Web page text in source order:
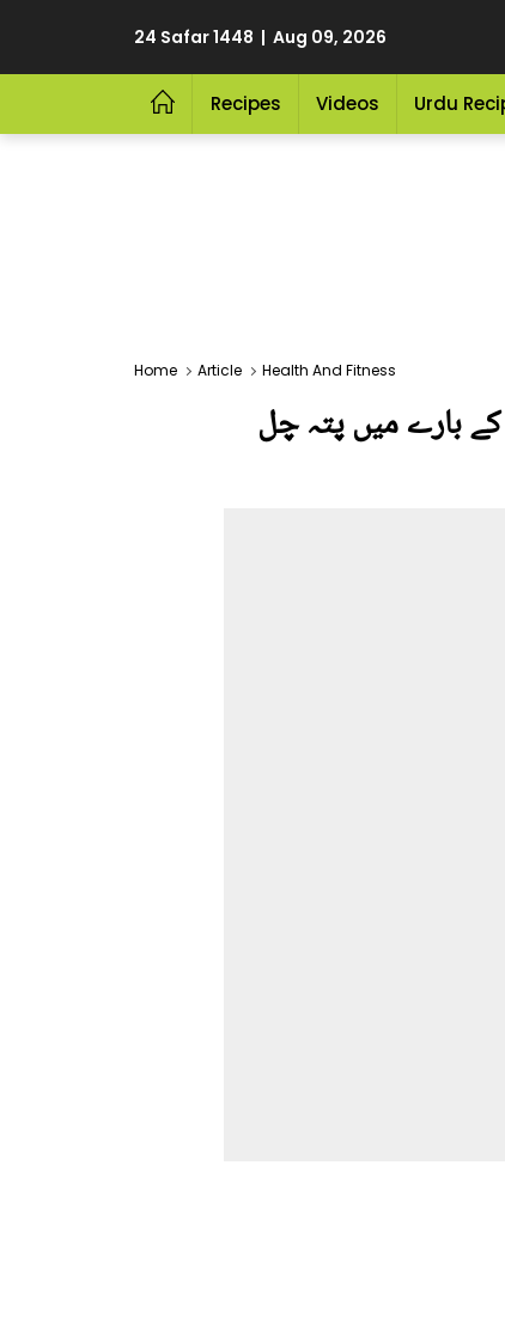
24 Safar 1448 | Aug 09, 2026
Recipes Videos Urdu
Home Article Health And Fitness
بارے میں پتہ چل